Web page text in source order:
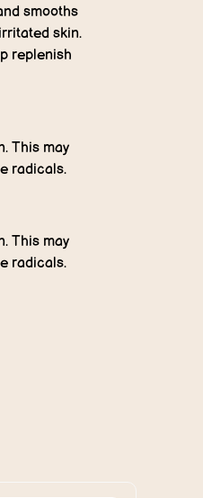
smooths
skin.
replenish
This may
radicals.
This may
radicals.